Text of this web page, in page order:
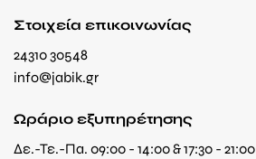
Στοιχεία επικοινωνίας
24310 30548
info@jabik.gr
Ωράριο εξυπηρέτησης
Δε.-Τε.-Πα. 09:00 - 14:00 & 17:30 - 21:00